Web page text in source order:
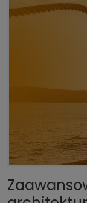
Farby